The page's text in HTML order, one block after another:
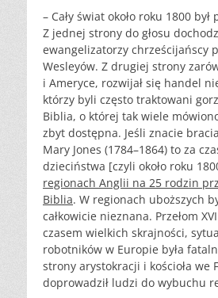
– Cały świat około roku 1800
Z jednej strony do głosu
ewangelizatorzy chrześcijańscy
Wesleyów. Z drugiej strony
i Ameryce, rozwijał się handel
którzy byli często traktowani
Biblia, o której tak wiele
zbyt dostępna. Jeśli znacie
Mary Jones (1784–1864) to za
dzieciństwa [czyli około roku
regionach Anglii na 25 rodzin
Biblia. W regionach uboższych
całkowicie nieznana. Przełom
czasem wielkich skrajności,
robotników w Europie była
strony arystokracji i kościoła we
doprowadził ludzi do wybuchu